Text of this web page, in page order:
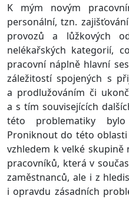
K mým novým
personální, tzn.
provozů a lůžkových
nelékařských kategorií,
pracovní náplně hlavní
záležitostí spojených s
a prodlužováním či
a s tím souvisejících
této problematiky
Proniknout do této
vzhledem k velké skupině
pracovníků, která v
zaměstnanců, ale i z
i opravdu zásadních